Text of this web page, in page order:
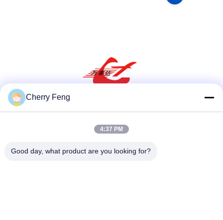
सोशल मीडिया
त्वरित संपर्क
Cherry Feng
4:37 PM
Good day, what product are you looking for?